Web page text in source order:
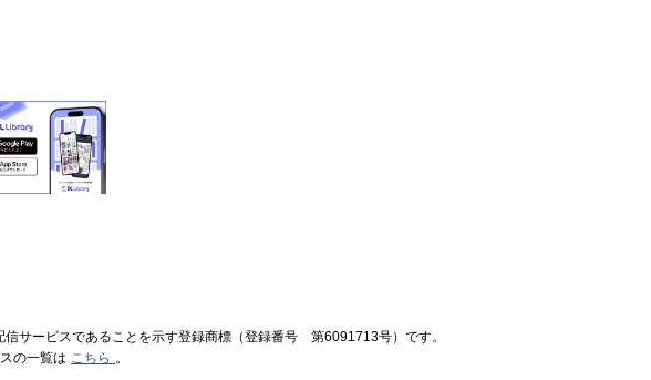
サービスであることを示す登録商標（登録番号 第6091713号）です。
の一覧は こちら 。